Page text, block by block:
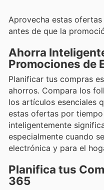
Aprovecha estas
antes de que la
Ahorra
Promociones de
Planificar tus compras
ahorros. Compara los
los artículos esenciales
estas ofertas por
inteligentemente
especialmente cuando
electrónica y para el
Planifica tus
365